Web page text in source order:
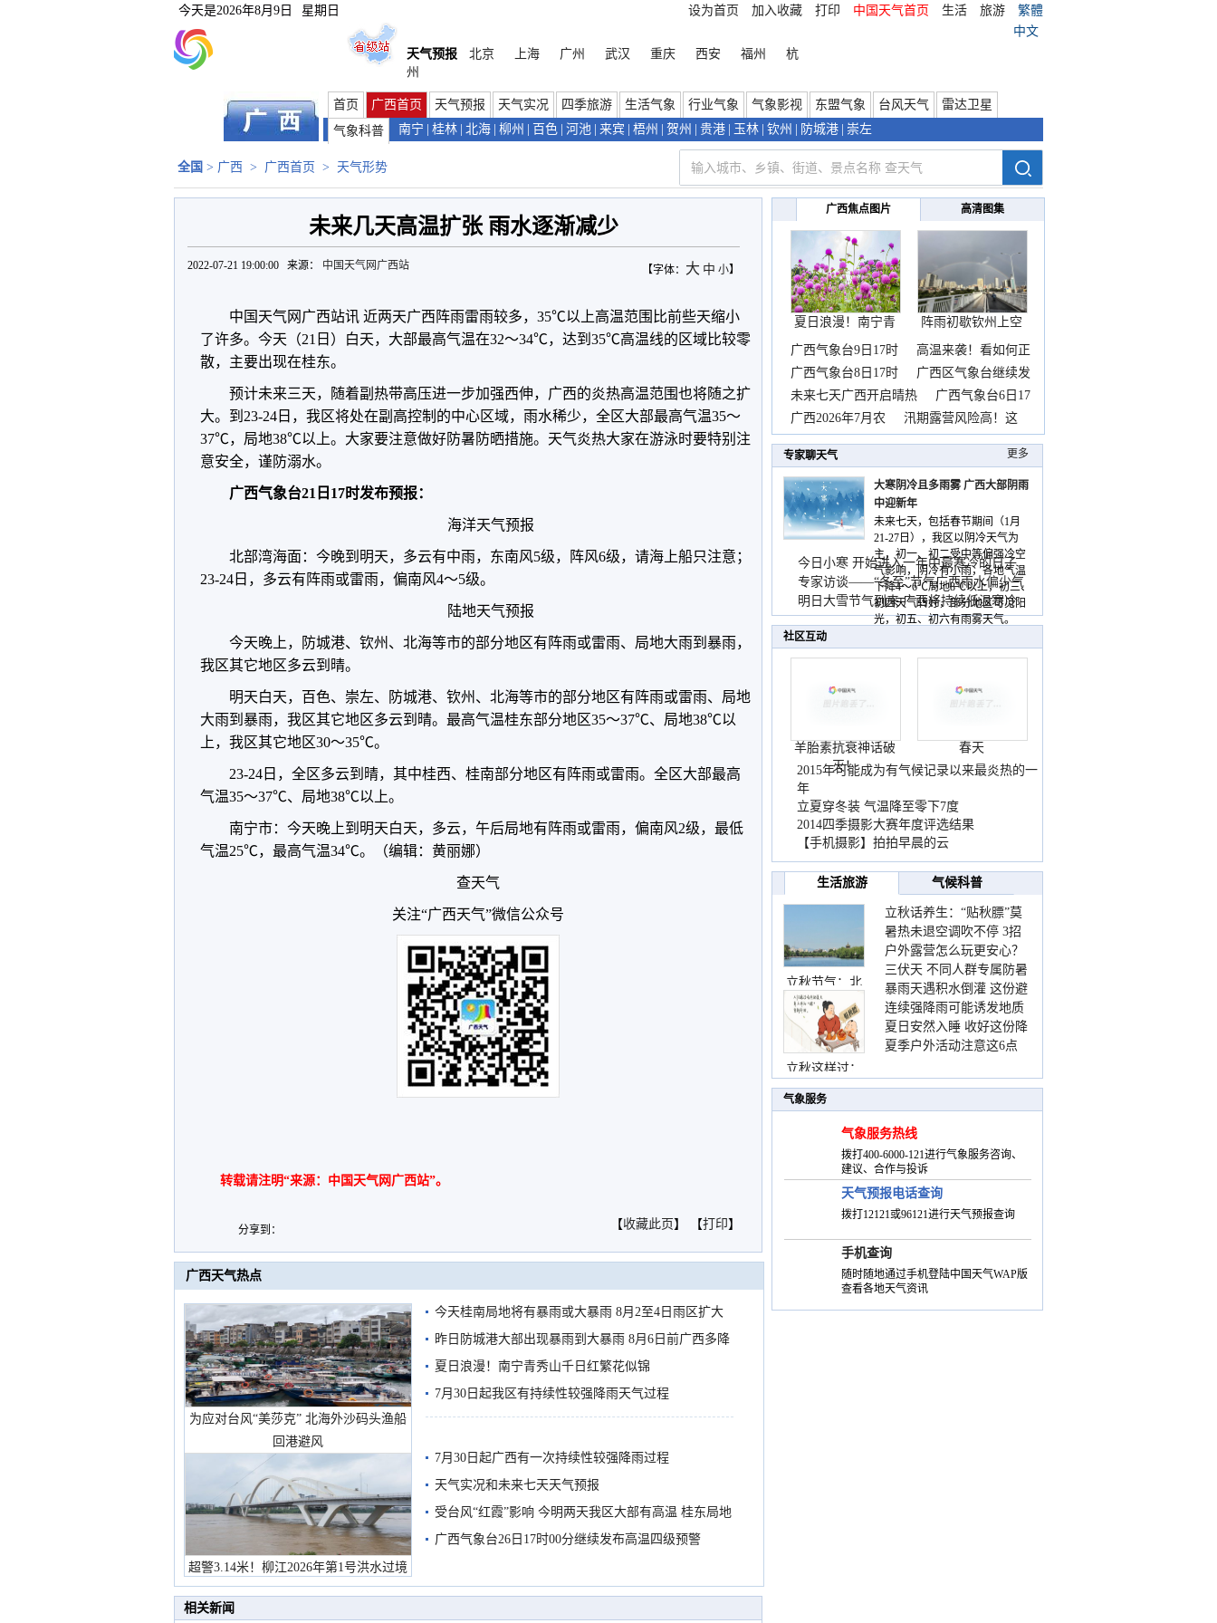
今天是2026年8月9日 星期日 设为首页 加入收藏 打印 中国天气首页 生活 旅游
繁體
中文
天气预报
北京 上海 广州 武汉 重庆 西安 福州
杭
州
首页 广西首页 天气预报 天气实况 四季旅游 生活气象 行业气象 气象影视 东盟气象 台风天气
雷达卫星
气象科普
南宁 桂林 北海 柳州 百色 河池 来宾 梧州 贺州 贵港 玉林 钦州 防城港 崇左
全国 > 广西 > 广西首页 > 天气形势
未来几天高温扩张 雨水逐渐减少
【字体： 大 中 小】
2022-07-21 19:00:00 来源： 中国天气网广西站
中国天气网广西站讯 近两天广西阵雨雷雨较多，35℃以上高温范围比前些天缩小
了许多。今天（21日）白天，大部最高气温在32～34℃，达到35℃高温线的区域比较零
散，主要出现在桂东。
预计未来三天，随着副热带高压进一步加强西伸，广西的炎热高温范围也将随之扩
大。到23-24日，我区将处在副高控制的中心区域，雨水稀少，全区大部最高气温35～
37℃，局地38℃以上。大家要注意做好防暑防晒措施。天气炎热大家在游泳时要特别注
意安全，谨防溺水。
广西气象台21日17时发布预报：
海洋天气预报
北部湾海面：今晚到明天，多云有中雨，东南风5级，阵风6级，请海上船只注意；
23-24日，多云有阵雨或雷雨，偏南风4～5级。
陆地天气预报
今天晚上，防城港、钦州、北海等市的部分地区有阵雨或雷雨、局地大雨到暴雨，
我区其它地区多云到晴。
明天白天，百色、崇左、防城港、钦州、北海等市的部分地区有阵雨或雷雨、局地
大雨到暴雨，我区其它地区多云到晴。最高气温桂东部分地区35～37℃、局地38℃以
上，我区其它地区30～35℃。
23-24日，全区多云到晴，其中桂西、桂南部分地区有阵雨或雷雨。全区大部最高
气温35～37℃、局地38℃以上。
南宁市：今天晚上到明天白天，多云，午后局地有阵雨或雷雨，偏南风2级，最低
气温25℃，最高气温34℃。（编辑：黄丽娜）
查天气
关注“广西天气”微信公众号
转载请注明“来源：中国天气网广西站”。
分享到： 【收藏此页 】 【打印】
广西天气热点
为应对台风“美莎克” 北海外沙码头渔船
回港避风
超警3.14米！柳江2026年第1号洪水过境
市民在堤岸见证汛况
今天桂南局地将有暴雨或大暴雨 8月2至4日雨区扩大
需继续防范
昨日防城港大部出现暴雨到大暴雨 8月6日前广西多降
雨
夏日浪漫！南宁青秀山千日红繁花似锦
7月30日起我区有持续性较强降雨天气过程
7月30日起广西有一次持续性较强降雨过程
天气实况和未来七天天气预报
受台风“红霞”影响 今明两天我区大部有高温 桂东局地
有较强降雨
广西气象台26日17时00分继续发布高温四级预警
相关新闻
广西焦点图片 高清图集
夏日浪漫！南宁青
秀山
阵雨初歇钦州上空
邂逅
广西气象台9日17时
高温来袭！看如何正
确
广西气象台8日17时
广西区气象台继续发
布
未来七天广西开启晴热
广西气象台6日17
时
广西2026年7月农
汛期露营风险高！这
份
专家聊天气 更多
大寒阴冷且多雨雾 广西大部阴雨
中迎新年
未来七天，包括春节期间（1月
21-27日），我区以阴冷天气为
主，初一、初二受中等偏强冷空
气影响，阴冷有小雨，各地气温
下降4～6℃局地8℃以上，初三、
初四天气转好，部分地区可见阳
光，初五、初六有雨雾天气。
今日小寒 开始进入一年中最寒冷的日子
专家访谈——“冬至”节气广西雨水偏少气
温低
明日大雪节气到来 广西将持续低温寒冷
天气
社区互动
羊胎素抗衰神话破
灭！
春天
2015年可能成为有气候记录以来最炎热的一
年
立夏穿冬装 气温降至零下7度
2014四季摄影大赛年度评选结果
【手机摄影】拍拍早晨的云
生活旅游 气候科普
立秋节气：北
立秋这样过：
立秋话养生：“贴秋膘”莫
着急 先清暑再防燥
暑热未退空调吹不停 3招
护住肩颈不酸痛
户外露营怎么玩更安心？
这份攻略请收好
三伏天 不同人群专属防暑
要点请收好
暴雨天遇积水倒灌 这份避
险提示请收好
连续强降雨可能诱发地质
灾害 这些前兆要知道
夏日安然入睡 收好这份降
温小贴士
夏季户外活动注意这6点
气象服务
气象服务热线
拨打400-6000-121进行气象服务咨询、
建议、合作与投诉
天气预报电话查询
拨打12121或96121进行天气预报查询
手机查询
随时随地通过手机登陆中国天气WAP版
查看各地天气资讯